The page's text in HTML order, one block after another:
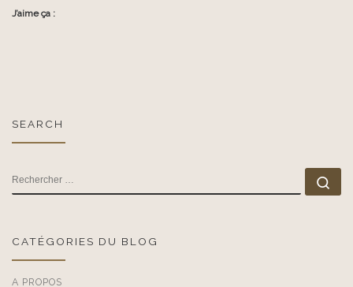
J’aime ça :
SEARCH
RECHERCHER
CATÉGORIES DU BLOG
A PROPOS